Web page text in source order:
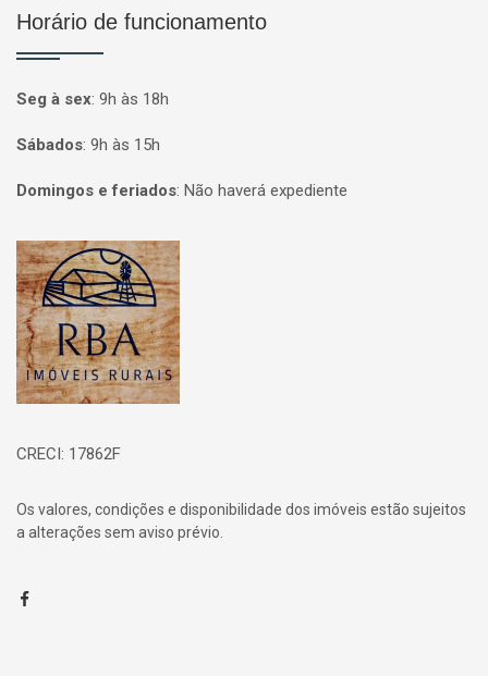
Horário de funcionamento
Seg à sex: 9h às 18h
Sábados: 9h às 15h
Domingos e feriados: Não haverá expediente
Página inicial
CRECI: 17862F
Os valores, condições e disponibilidade dos imóveis estão sujeitos
a alterações sem aviso prévio.
Facebook